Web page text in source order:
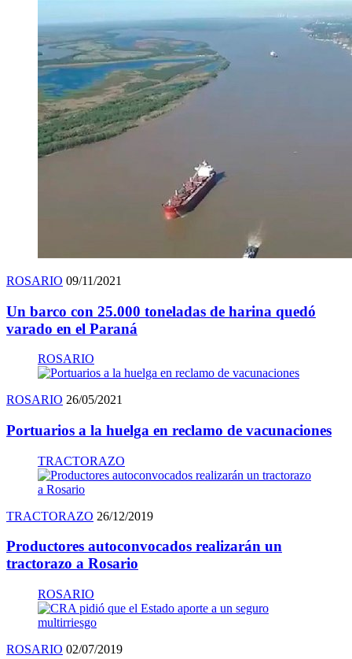
ROSARIO 09/11/2021
Un barco con 25.000 toneladas de harina quedó
varado en el Paraná
ROSARIO
ROSARIO 26/05/2021
Portuarios a la huelga en reclamo de vacunaciones
TRACTORAZO
TRACTORAZO 26/12/2019
Productores autoconvocados realizarán un
tractorazo a Rosario
ROSARIO
ROSARIO 02/07/2019